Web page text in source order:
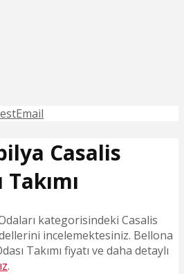
Email
Casalis
kategorisindeki Casalis
incelemektesiniz. Bellona
Takımı fiyatı ve daha detaylı
.